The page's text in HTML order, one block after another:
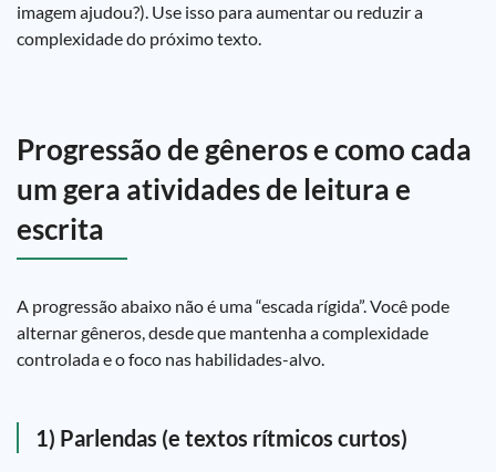
imagem ajudou?). Use isso para aumentar ou reduzir a
complexidade do próximo texto.
Progressão de gêneros e como cada
um gera atividades de leitura e
escrita
A progressão abaixo não é uma “escada rígida”. Você pode
alternar gêneros, desde que mantenha a complexidade
controlada e o foco nas habilidades-alvo.
1) Parlendas (e textos rítmicos curtos)